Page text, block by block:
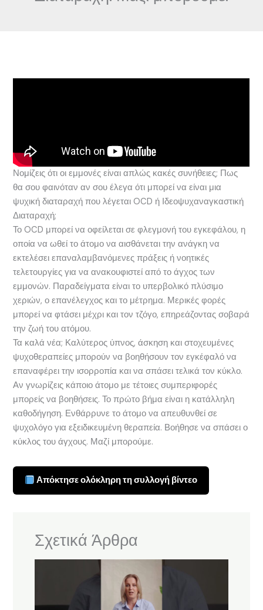
Νομίζεις ότι οι εμμονές είναι απλώς κακές συνήθειες; Πως
θα σου φαινόταν αν σου έλεγα ότι μπορεί να είναι μια
ψυχική διαταραχή που λέγεται OCD ή Ιδεοψυχαναγκαστική
Διαταραχή;
Το OCD μπορεί να οφείλεται σε φλεγμονή του εγκεφάλου, η
οποία να ωθεί το άτομο να αισθάνεται την ανάγκη να
εκτελέσει επαναλαμβανόμενες πράξεις ή νοητικές
τελετουργίες για να ανακουφιστεί από το άγχος των
εμμονών. Παραδείγματα είναι το υπερβολικό πλύσιμο
χεριών, ο επανέλεγχος και το μέτρημα. Μερικές φορές
μπορεί να φτάσει μέχρι και τον τζόγο, επηρεάζοντας σοβαρά
την ζωή του ατόμου.
Τα καλά νέα; Καλύτερος ύπνος, άσκηση και στοχευμένες
ψυχοθεραπείες μπορούν να βοηθήσουν τον εγκέφαλό να
επαναφέρει την ισορροπία και να σπάσει τελικά τον κύκλο.
Αν γνωρίζεις κάποιο άτομο με τέτοιες συμπεριφορές
μπορείς να βοηθήσεις. Το πρώτο βήμα είναι η κατάλληλη
καθοδήγηση. Ενθάρρυνε το άτομο να απευθυνθεί σε
ψυχολόγο για εξειδικευμένη θεραπεία. Βοήθησε να σπάσει ο
κύκλος του άγχους. Μαζί μπορούμε.
Απόκτησε ολόκληρη τη συλλογή βίντεο
Σχετικά Άρθρα